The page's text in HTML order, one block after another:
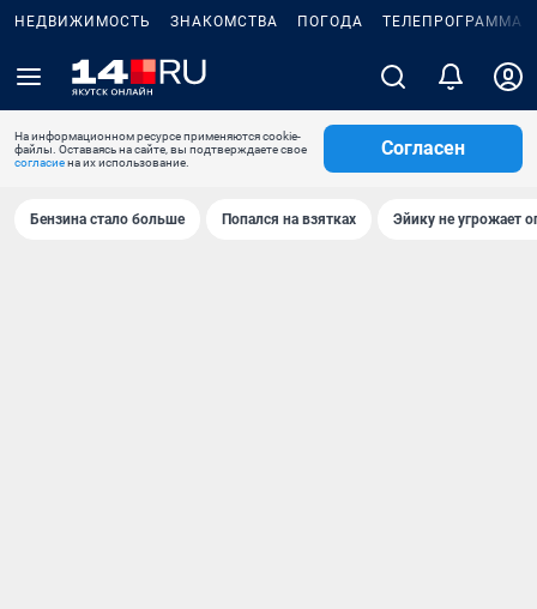
НЕДВИЖИМОСТЬ ЗНАКОМСТВА ПОГОДА ТЕЛЕПРОГРАММА
На информационном ресурсе применяются cookie-
файлы. Оставаясь на сайте, вы подтверждаете свое
согласиена их использование.
Согласен
Бензина стало больше Попался на взятках Эйику не угрожает